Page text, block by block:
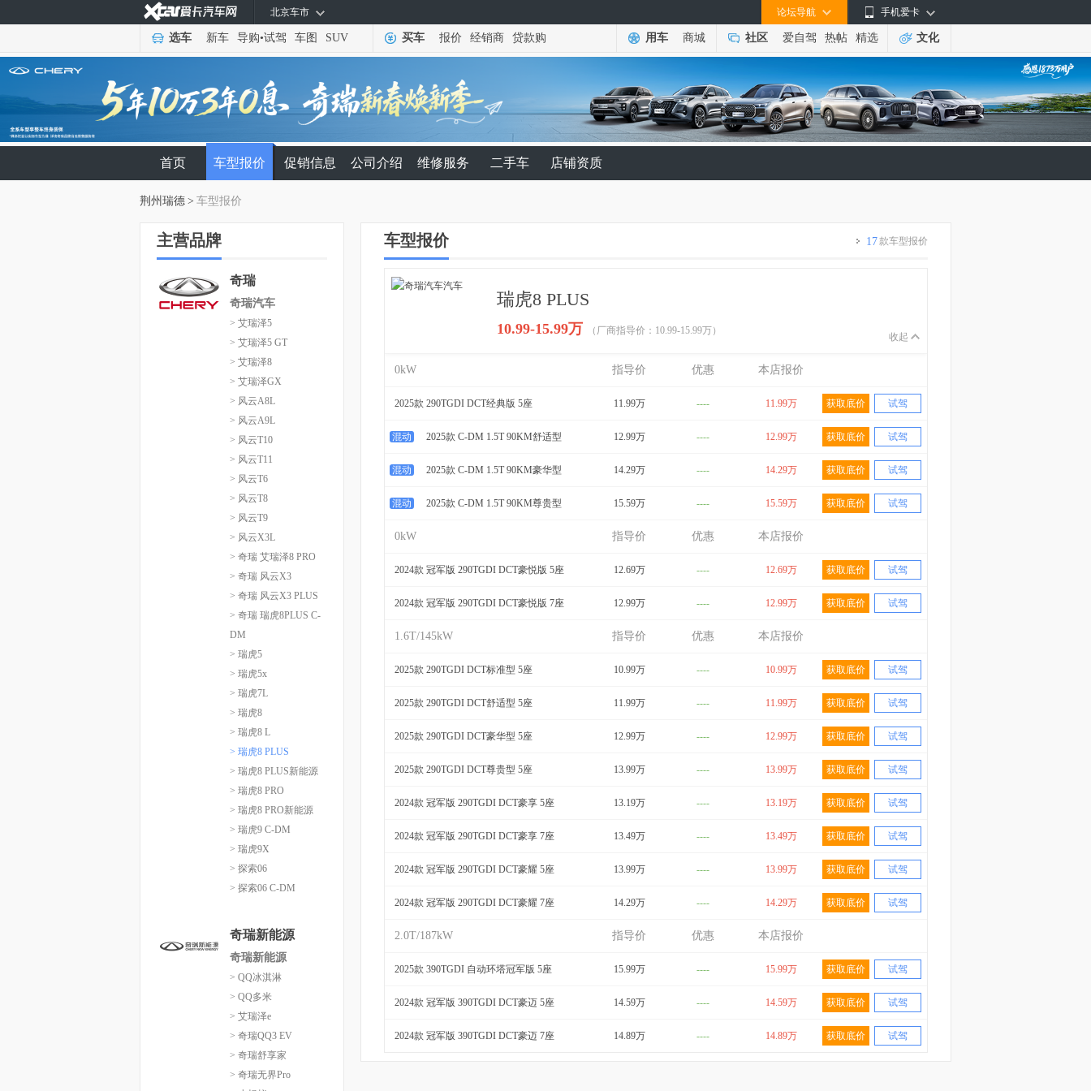
手机爱卡
论坛导航
北京车市
选车 新车 导购•试驾 车图 SUV 买车 报价 经销商 贷款购 用车 商城 社区 爱自驾 热帖 精选 文化
首页 车型报价 促销信息 公司介绍 维修服务 二手车 店铺资质
荆州瑞德 > 车型报价
主营品牌
奇瑞
奇瑞汽车
> 艾瑞泽5
> 艾瑞泽5 GT
> 艾瑞泽8
> 艾瑞泽GX
> 风云A8L
> 风云A9L
> 风云T10
> 风云T11
> 风云T6
> 风云T8
> 风云T9
> 风云X3L
> 奇瑞 艾瑞泽8 PRO
> 奇瑞 风云X3
> 奇瑞 风云X3 PLUS
> 奇瑞 瑞虎8PLUS C-
DM
> 瑞虎5
> 瑞虎5x
> 瑞虎7L
> 瑞虎8
> 瑞虎8 L
> 瑞虎8 PLUS
> 瑞虎8 PLUS新能源
> 瑞虎8 PRO
> 瑞虎8 PRO新能源
> 瑞虎9 C-DM
> 瑞虎9X
> 探索06
> 探索06 C-DM
奇瑞新能源
奇瑞新能源
> QQ冰淇淋
> QQ多米
> 艾瑞泽e
> 奇瑞QQ3 EV
> 奇瑞舒享家
> 奇瑞无界Pro
车型报价 17款车型报价
瑞虎8 PLUS
10.99-15.99万 （厂商指导价：10.99-15.99万）
收起
0kW 指导价 优惠 本店报价
2025款 290TGDI DCT经典版 5座 11.99万 ---- 11.99万 获取底价 试驾
混动 2025款 C-DM 1.5T 90KM舒适型 12.99万 ---- 12.99万 获取底价 试驾
混动 2025款 C-DM 1.5T 90KM豪华型 14.29万 ---- 14.29万 获取底价 试驾
混动 2025款 C-DM 1.5T 90KM尊贵型 15.59万 ---- 15.59万 获取底价 试驾
0kW 指导价 优惠 本店报价
2024款 冠军版 290TGDI DCT豪悦版 5座 12.69万 ---- 12.69万 获取底价 试驾
2024款 冠军版 290TGDI DCT豪悦版 7座 12.99万 ---- 12.99万 获取底价 试驾
1.6T/145kW 指导价 优惠 本店报价
2025款 290TGDI DCT标准型 5座 10.99万 ---- 10.99万 获取底价 试驾
2025款 290TGDI DCT舒适型 5座 11.99万 ---- 11.99万 获取底价 试驾
2025款 290TGDI DCT豪华型 5座 12.99万 ---- 12.99万 获取底价 试驾
2025款 290TGDI DCT尊贵型 5座 13.99万 ---- 13.99万 获取底价 试驾
2024款 冠军版 290TGDI DCT豪享 5座 13.19万 ---- 13.19万 获取底价 试驾
2024款 冠军版 290TGDI DCT豪享 7座 13.49万 ---- 13.49万 获取底价 试驾
2024款 冠军版 290TGDI DCT豪耀 5座 13.99万 ---- 13.99万 获取底价 试驾
2024款 冠军版 290TGDI DCT豪耀 7座 14.29万 ---- 14.29万 获取底价 试驾
2.0T/187kW 指导价 优惠 本店报价
2025款 390TGDI 自动环塔冠军版 5座 15.99万 ---- 15.99万 获取底价 试驾
2024款 冠军版 390TGDI DCT豪迈 5座 14.59万 ---- 14.59万 获取底价 试驾
2024款 冠军版 390TGDI DCT豪迈 7座 14.89万 ---- 14.89万 获取底价 试驾